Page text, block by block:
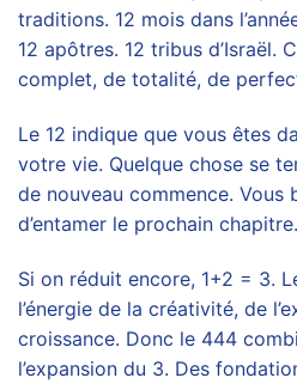
traditions. 12 mois dans
12 apôtres. 12 tribus d’Israël.
complet, de totalité, de
Le 12 indique que vous êtes
votre vie. Quelque chose se
de nouveau commence. Vous
d’entamer le prochain chapitre.
Si on réduit encore, 1+2 = 3.
l’énergie de la créativité, de
croissance. Donc le 444
l’expansion du 3. Des